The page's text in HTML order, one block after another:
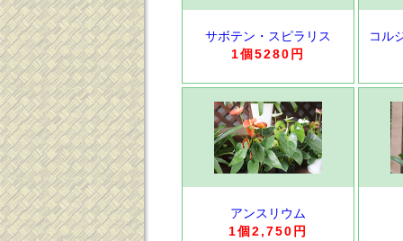
サボテン・スピラリス
1個5280円
コル
アンスリウム
1個2,750円